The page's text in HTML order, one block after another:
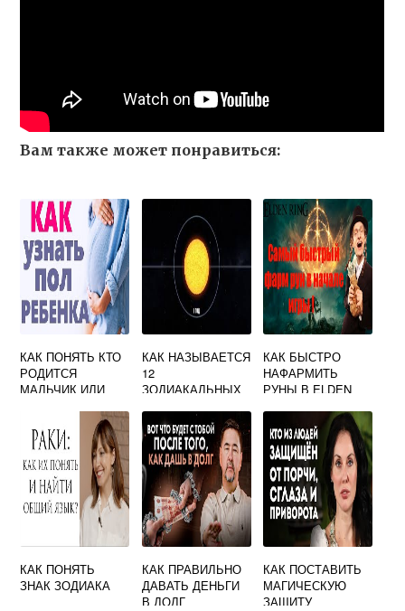
Вам также может понравиться:
КАК ПОНЯТЬ КТО
РОДИТСЯ
МАЛЬЧИК ИЛИ
КАК НАЗЫВАЕТСЯ
12
ЗОДИАКАЛЬНЫХ
ЧЕРЕЗ КОТОРЫЙ
ПРОХОДИТ
ГОДИЧНЫЙ ПУТЬ
СОЛНЦА
КАК БЫСТРО
НАФАРМИТЬ
РУНЫ В ELDEN
КАК ПОНЯТЬ
ЗНАК ЗОДИАКА
КАК ПРАВИЛЬНО
ДАВАТЬ ДЕНЬГИ
В ДОЛГ
КАК ПОСТАВИТЬ
МАГИЧЕСКУЮ
ЗАЩИТУ